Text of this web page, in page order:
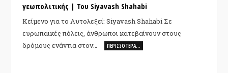
γεωπολιτικής | Του Siyavash Shahabi
Κείμενο για το Αυτολεξεί: Siyavash Shahabi Σε
ευρωπαϊκές πόλεις, άνθρωποι κατεβαίνουν στους
δρόμους ενάντια στον…
ΠΕΡΙΣΣΌΤΕΡΑ…